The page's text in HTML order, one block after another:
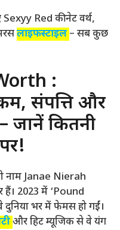
Red की नेट वर्थ,
लाइफस्टाइल – सब कुछ
:
संपत्ति और
जानें कितनी
नाम Janae Nierah
2023 में ‘Pound
भर में फेमस हो गईं।
और हिट म्यूजिक से वे यंग